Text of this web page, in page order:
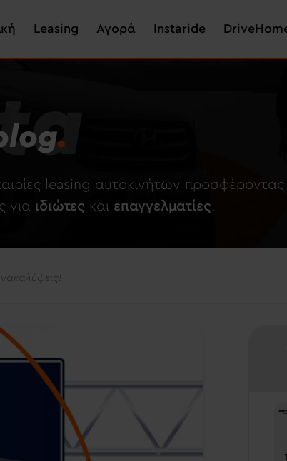
content
navigation
Leasing Αγορά Instaride
.
leasing αυτοκινήτων προσφέροντας
για ιδιώτες και επαγγελματίες.